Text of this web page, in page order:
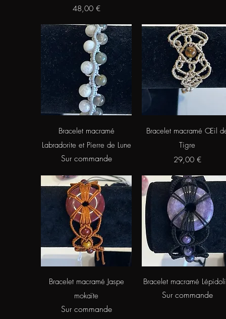
Prix
48,00 €
Aperçu rapide
Bracelet macramé
Labradorite et Pierre de Lune
Sur commande
Aperçu rapide
Bracelet macramé Œil
Tigre
Prix
29,00 €
Aperçu rapide
Bracelet macramé Jaspe
mokaïte
Sur commande
Aperçu rapide
Bracelet macramé
Sur commande